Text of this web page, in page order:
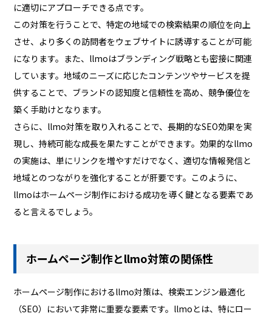
に適切にアプローチできる点です。
この対策を行うことで、特定の地域での検索結果の順位を向上
させ、より多くの訪問者をウェブサイトに誘導することが可能
になります。また、llmoはブランディング戦略とも密接に関連
しています。地域のニーズに応じたコンテンツやサービスを提
供することで、ブランドの認知度と信頼性を高め、競争優位を
築く手助けとなります。
さらに、llmo対策を取り入れることで、長期的なSEO効果を実
現し、持続可能な成長を果たすことができます。効果的なllmo
の実施は、単にリンクを増やすだけでなく、適切な情報発信と
地域とのつながりを強化することが肝要です。このように、
llmoはホームページ制作における成功を導く鍵となる要素であ
ると言えるでしょう。
ホームページ制作とllmo対策の関係性
ホームページ制作におけるllmo対策は、検索エンジン最適化
（SEO）において非常に重要な要素です。llmoとは、特にロー